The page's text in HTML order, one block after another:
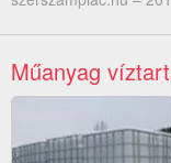
Műanyag